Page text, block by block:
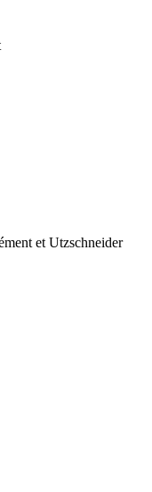
et Utzschneider